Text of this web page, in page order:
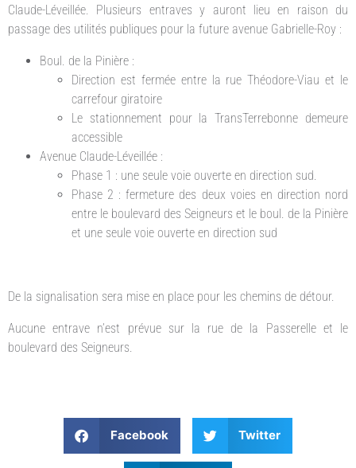
Claude-Léveillée. Plusieurs entraves y auront lieu en raison du
passage des utilités publiques pour la future avenue Gabrielle-Roy :
Boul. de la Pinière :
Direction est fermée entre la rue Théodore-Viau et le
carrefour giratoire
Le stationnement pour la TransTerrebonne demeure
accessible
Avenue Claude-Léveillée :
Phase 1 : une seule voie ouverte en direction sud.
Phase 2 : fermeture des deux voies en direction nord
entre le boulevard des Seigneurs et le boul. de la Pinière
et une seule voie ouverte en direction sud
De la signalisation sera mise en place pour les chemins de détour.
Aucune entrave n’est prévue sur la rue de la Passerelle et le
boulevard des Seigneurs.
Facebook Twitter